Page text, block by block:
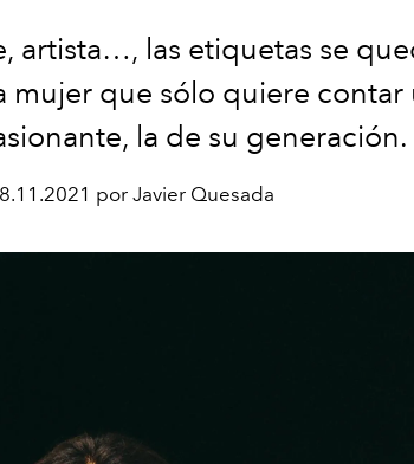
artista…, las etiquetas se
mujer que sólo quiere contar
la de su generación.
por Javier Quesada